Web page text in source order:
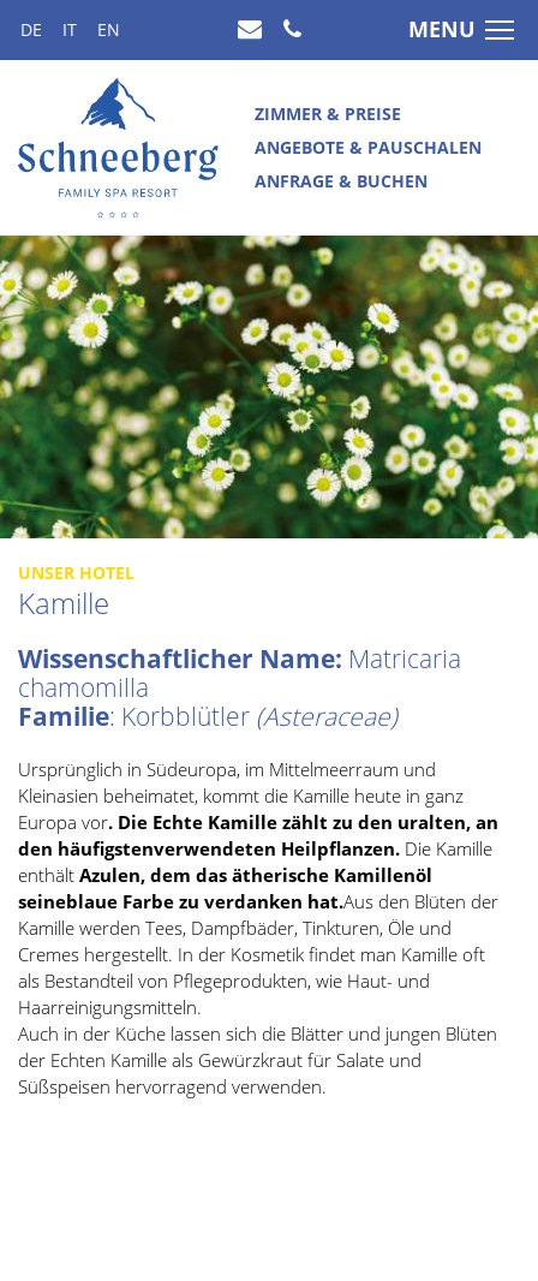
MENU
ZIMMER & PREISE
ANGEBOTE & PAUSCHALEN
ANFRAGE & BUCHEN
DE IT EN
UNSER HOTEL
Kamille
Wissenschaftlicher Name: Matricaria
chamomilla
Familie: Korbblütler (Asteraceae)
Ursprünglich in Südeuropa, im Mittelmeerraum und
Kleinasien beheimatet, kommt die Kamille heute in ganz
Europa vor. Die Echte Kamille zählt zu den uralten, an
den häufigstenverwendeten Heilpflanzen. Die Kamille
enthält Azulen, dem das ätherische Kamillenöl
seineblaue Farbe zu verdanken hat.Aus den Blüten der
Kamille werden Tees, Dampfbäder, Tinkturen, Öle und
Cremes hergestellt. In der Kosmetik findet man Kamille oft
als Bestandteil von Pflegeprodukten, wie Haut- und
Haarreinigungsmitteln.
Auch in der Küche lassen sich die Blätter und jungen Blüten
der Echten Kamille als Gewürzkraut für Salate und
Süßspeisen hervorragend verwenden.